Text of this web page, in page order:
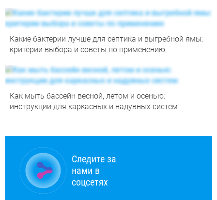
Какие бактерии лучше для септика и выгребной ямы:
критерии выбора и советы по применению
Как мыть бассейн весной, летом и осенью:
инструкции для каркасных и надувных систем
Следите за
нами в
соцсетях